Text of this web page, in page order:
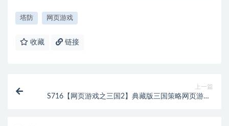
塔防 网页游戏
收藏 链接
上一篇
S716【网页游戏之三国2】典藏版三国策略网页游戏-